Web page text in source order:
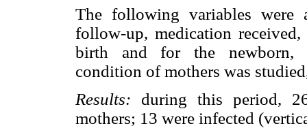
The following variables were
follow-up, medication
birth and for the newborn,
condition of mothers was
Results: during this period,
mothers; 13 were infected